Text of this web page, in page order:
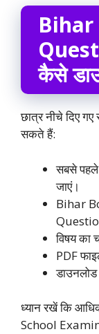
कैसे
छात्र नीचे दिए
सकते हैं:
सबसे पहले
जाएं।
Bihar
विषय का
PDF
ध्यान रखें कि
School